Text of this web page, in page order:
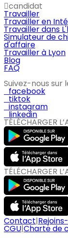
candidat
Travailler
Travailler en
Travailler dans
Simulateur de
d'affaire
Travailler à Lyon
Blog
FAQ
Suivez-nous sur
facebook
tiktok
instagram
linkedin
TÉLÉCHARGER
TÉLÉCHARGER
Contact|
CGU|Charte de